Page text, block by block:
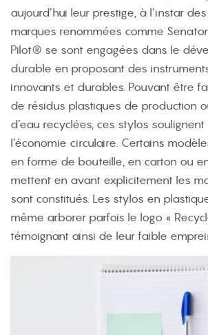
aujourd’hui leur prestige, à l’instar
marques renommées comme
Pilot® se sont engagées dans le
durable en proposant des
innovants et durables. Pouvant être
de résidus plastiques de production
d’eau recyclées, ces stylos
l’économie circulaire. Certains
en forme de bouteille, en carton ou
mettent en avant explicitement les
sont constitués. Les stylos en
même arborer parfois le logo «
témoignant ainsi de leur faible